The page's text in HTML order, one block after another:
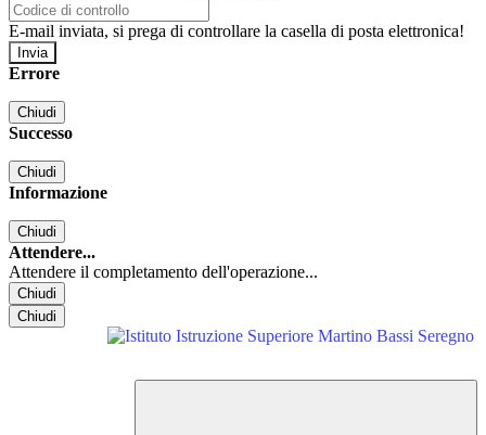
E-mail inviata, si prega di controllare la casella di posta elettronica!
Errore
Chiudi
Successo
Chiudi
Informazione
Chiudi
Attendere...
Attendere il completamento dell'operazione...
Chiudi
Chiudi